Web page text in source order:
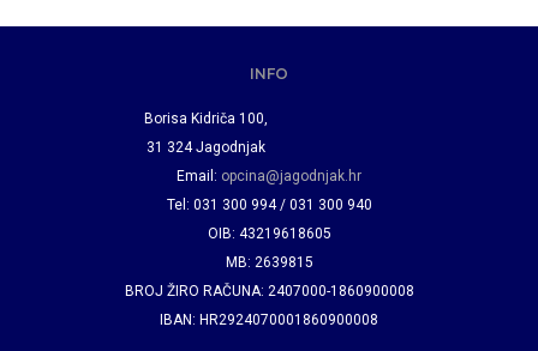
INFO
Borisa Kidriča 100,
31 324 Jagodnjak
Email: opcina@jagodnjak.hr
Tel: 031 300 994 / 031 300 940
OIB: 43219618605
MB: 2639815
BROJ ŽIRO RAČUNA: 2407000-1860900008
IBAN: HR2924070001860900008